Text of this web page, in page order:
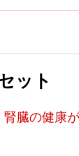
ット
臓の健康